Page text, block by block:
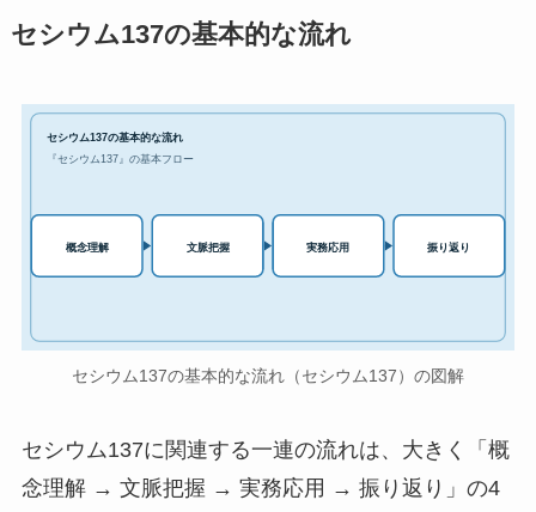
セシウム137の基本的な流れ
セシウム137の基本的な流れ
『セシウム137』の基本フロー
概念理解 文脈把握 実務応用 振り返り
セシウム137の基本的な流れ（セシウム137）の図解
セシウム137に関連する一連の流れは、大きく「概
念理解 → 文脈把握 → 実務応用 → 振り返り」の4